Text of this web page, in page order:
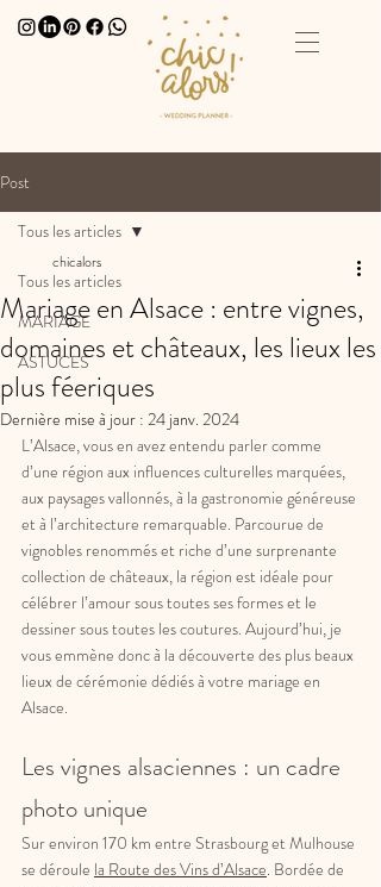
Post
Tous les articles
MARIAGE
ASTUCES
Tous les articles
Mariage en Alsace : entre vignes,
domaines et châteaux, les lieux les
plus féeriques
chicalors
Dernière mise à jour : 24 janv. 2024
L’Alsace, vous en avez entendu parler comme
d’une région aux influences culturelles marquées,
aux paysages vallonnés, à la gastronomie généreuse
et à l’architecture remarquable. Parcourue de
vignobles renommés et riche d’une surprenante
collection de châteaux, la région est idéale pour
célébrer l’amour sous toutes ses formes et le
dessiner sous toutes les coutures. Aujourd’hui, je
vous emmène donc à la découverte des plus beaux
lieux de cérémonie dédiés à votre mariage en
Alsace.
Les vignes alsaciennes : un cadre
photo unique
Sur environ 170 km entre Strasbourg et Mulhouse
se déroule la Route des Vins d’Alsace. Bordée de